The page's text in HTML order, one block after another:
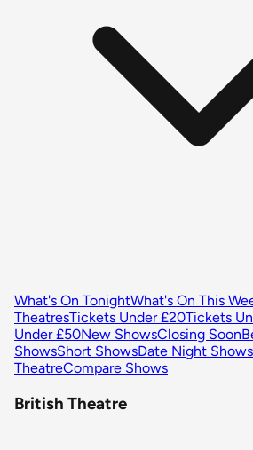
What's On TonightWhat's On This
TheatresTickets Under £20Tickets
Under £50New ShowsClosing Soon
ShowsShort ShowsDate Night Shows
TheatreCompare Shows
British Theatre